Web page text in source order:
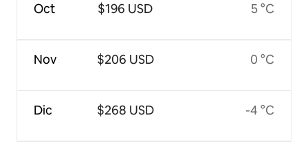
Oct
Nov
Dic
$196 USD
$206 USD
$268 USD
5 °C
0 °C
-4 °C